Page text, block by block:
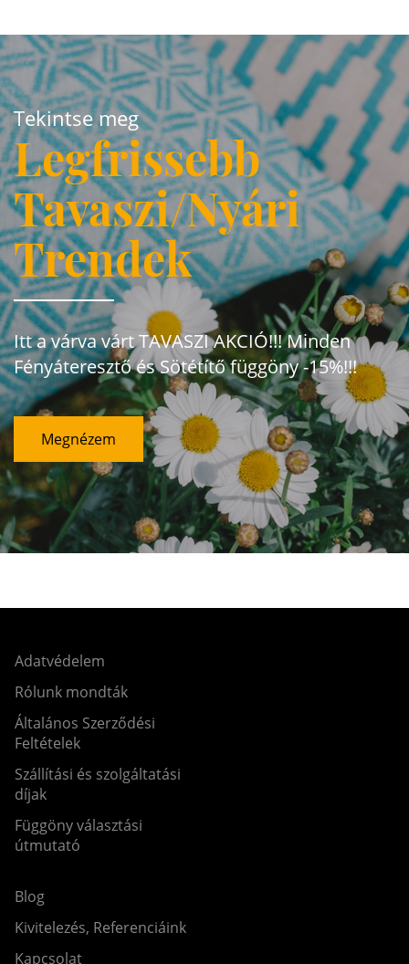
Tekintse meg
Legfrissebb
Tavaszi/Nyári
Trendek
Itt a várva várt TAVASZI AKCIÓ!!! Minden
Fényáteresztő és Sötétítő függöny -15%!!!
Megnézem
Adatvédelem
Rólunk mondták
Általános Szerződési
Feltételek
Szállítási és szolgáltatási
díjak
Függöny választási
útmutató
Blog
Kivitelezés, Referenciáink
Kapcsolat